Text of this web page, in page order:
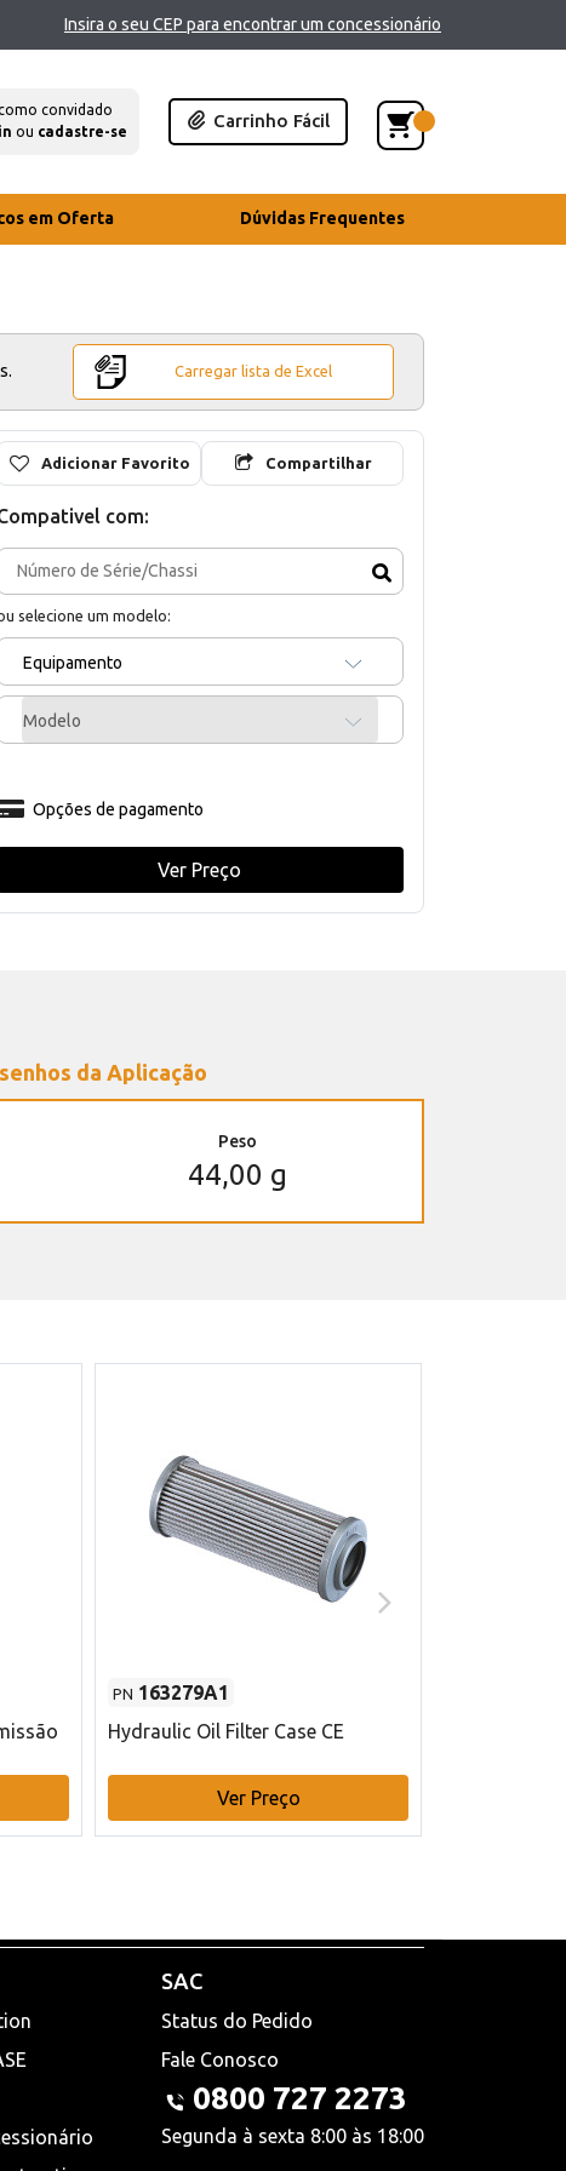
Insira o seu CEP para encontrar um concessionário
convidado
ou cadastre-se
Carrinho Fácil
em Oferta Dúvidas Frequentes
Carregar lista de Excel
Adicionar Favorito Compartilhar
com:
selecione um modelo:
Equipamento
Modelo
Opções de pagamento
Ver Preço
da Aplicação
Peso
44,00 g
PN 163279A1
Hydraulic Oil Filter Case CE
Ver Preço
SAC
Status do Pedido
Fale Conosco
0800 727 2273
Segunda à sexta 8:00 às 18:00